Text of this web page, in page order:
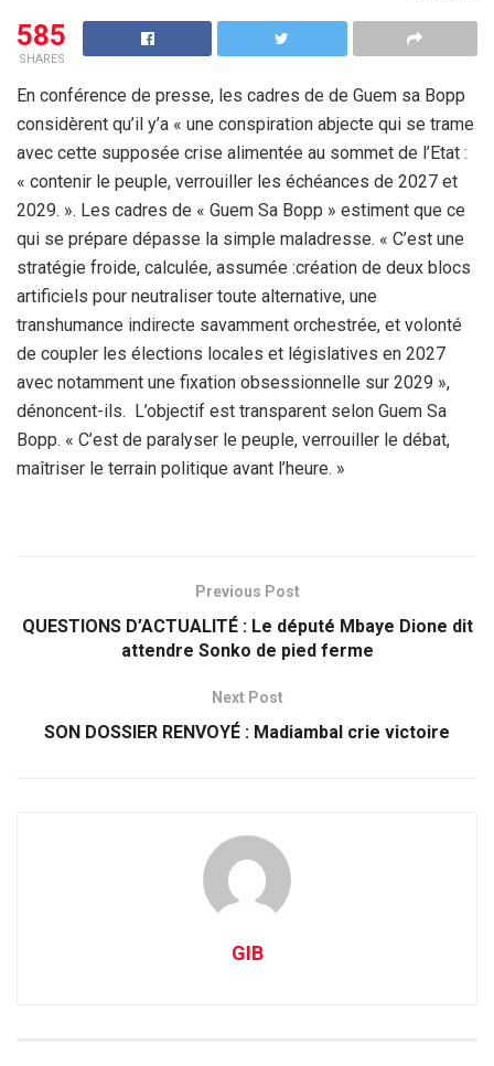
585
SHARES
En conférence de presse, les cadres de de Guem sa Bopp
considèrent qu’il y’a « une conspiration abjecte qui se trame
avec cette supposée crise alimentée au sommet de l’Etat :
« contenir le peuple, verrouiller les échéances de 2027 et
2029. ». Les cadres de « Guem Sa Bopp » estiment que ce
qui se prépare dépasse la simple maladresse. « C’est une
stratégie froide, calculée, assumée :création de deux blocs
artificiels pour neutraliser toute alternative, une
transhumance indirecte savamment orchestrée, et volonté
de coupler les élections locales et législatives en 2027
avec notamment une fixation obsessionnelle sur 2029 »,
dénoncent-ils. L’objectif est transparent selon Guem Sa
Bopp. « C’est de paralyser le peuple, verrouiller le débat,
maîtriser le terrain politique avant l’heure. »
Previous Post
QUESTIONS D’ACTUALITÉ : Le député Mbaye Dione dit
attendre Sonko de pied ferme
Next Post
SON DOSSIER RENVOYÉ : Madiambal crie victoire
GIB